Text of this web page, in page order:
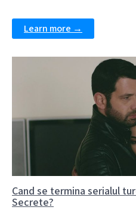
Learn more →
Cand se termina serialul
Secrete?